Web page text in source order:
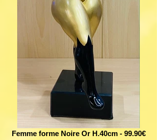
Femme forme Noire Or H.40cm - 99.90€